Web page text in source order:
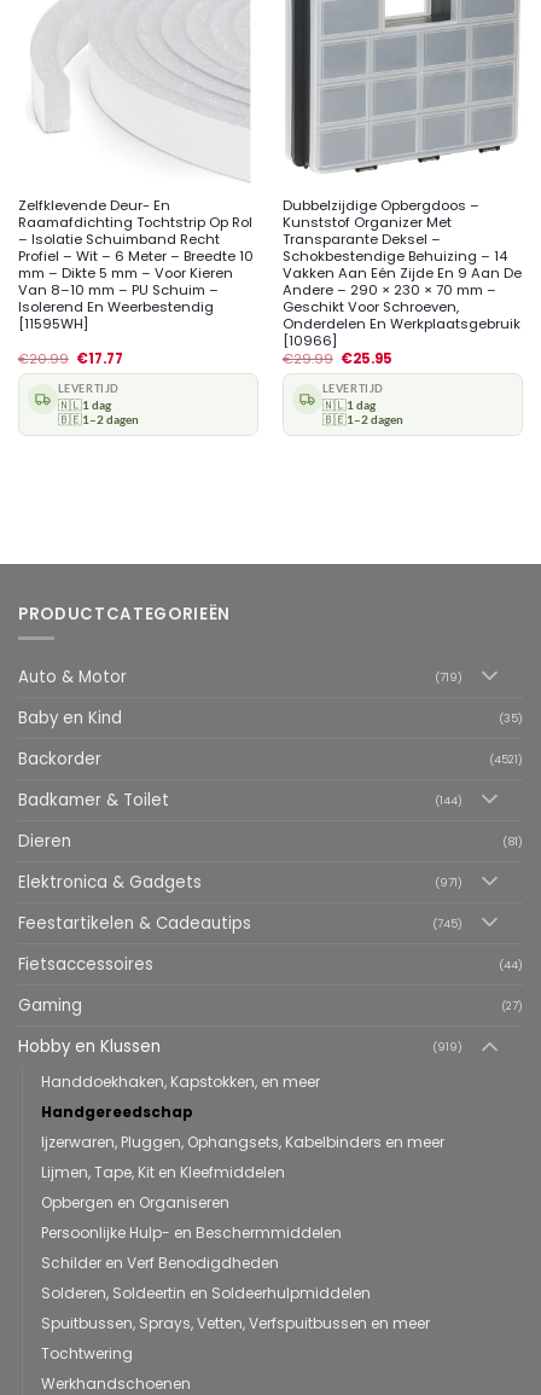
Zelfklevende Deur- En
Raamafdichting Tochtstrip Op Rol
– Isolatie Schuimband Recht
Profiel – Wit – 6 Meter – Breedte 10
mm – Dikte 5 mm – Voor Kieren
Van 8–10 mm – PU Schuim –
Isolerend En Weerbestendig
[11595WH]
€20.99 €17.77
LEVERTIJD
🇳🇱1 dag
🇧🇪1–2 dagen
Dubbelzijdige Opbergdoos –
Kunststof Organizer Met
Transparante Deksel –
Schokbestendige Behuizing – 14
Vakken Aan Eén Zijde En 9 Aan De
Andere – 290 × 230 × 70 mm –
Geschikt Voor Schroeven,
Onderdelen En Werkplaatsgebruik
[10966]
€29.99 €25.95
LEVERTIJD
🇳🇱1 dag
🇧🇪1–2 dagen
PRODUCTCATEGORIEËN
Auto & Motor (719)
Baby en Kind (35)
Backorder (4521)
Badkamer & Toilet (144)
Dieren (81)
Elektronica & Gadgets (971)
Feestartikelen & Cadeautips (745)
Fietsaccessoires (44)
Gaming (27)
Hobby en Klussen (919)
Handdoekhaken, Kapstokken, en meer
Handgereedschap
Ijzerwaren, Pluggen, Ophangsets, Kabelbinders en meer
Lijmen, Tape, Kit en Kleefmiddelen
Opbergen en Organiseren
Persoonlijke Hulp- en Beschermmiddelen
Schilder en Verf Benodigdheden
Solderen, Soldeertin en Soldeerhulpmiddelen
Spuitbussen, Sprays, Vetten, Verfspuitbussen en meer
Tochtwering
Werkhandschoenen